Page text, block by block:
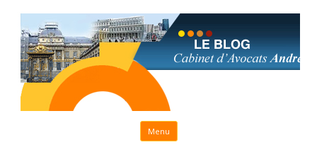
Menu Aller au contenu principal